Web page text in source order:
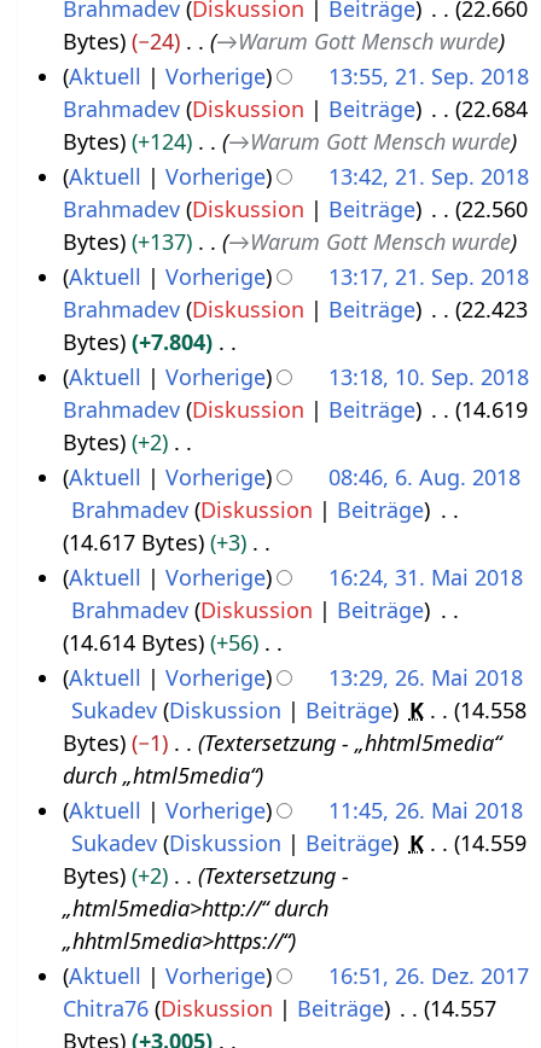
n
g
s
s
u
n
g
b
e
i
t
u
n
g
z
u
s
a
m
m
e
n
f
a
s
u
n
g
e
a
r
b
e
i
t
u
n
g
z
u
s
a
m
m
e
n
f
a
s
u
n
g
b
2
8
Brahmadev Diskussion Beiträge
22.660
Bytes
−24 →Warum Gott Mensch wurde
Aktuell
Vorherige
13:55, 21. Sep. 2018
Brahmadev Diskussion Beiträge
22.684
Bytes
+124 →Warum Gott Mensch wurde
Aktuell
Vorherige
13:42, 21. Sep. 2018
Brahmadev Diskussion Beiträge
22.560
Bytes
+137 →Warum Gott Mensch wurde
Aktuell
Vorherige
13:17, 21. Sep. 2018
Brahmadev Diskussion Beiträge
22.423
Bytes
+7.804
K
e
i
n
B
e
a
r
b
e
i
u
n
g
z
u
s
a
p
m
2
Aktuell Vorherige
13:18, 10. Sep. 2018
Brahmadev Diskussion Beiträge
14.619
Bytes
+2
K
i
n
B
e
a
r
b
e
i
t
g
s
z
A
u
0
Aktuell Vorherige
08:46, 6. Aug. 2018
Brahmadev Diskussion
Beiträge
14.617 Bytes
+3
K
i
n
B
e
a
b
t
u
n
2
Aktuell Vorherige
16:24, 31. Mai 2018
Brahmadev Diskussion
Beiträge
14.614 Bytes
+56
K
i
n
e
B
e
b
e
i
M
1
Aktuell Vorherige
13:29, 26. Mai 2018
Sukadev Diskussion Beiträge K
14.558
Bytes
−1
Textersetzung - „hhtml5media“
durch „html5media“
Aktuell
Vorherige
11:45, 26. Mai 2018
Sukadev Diskussion Beiträge K
14.559
Bytes
+2
Textersetzung -
„html5media>http://“ durch
„hhtml5media>https://“
Aktuell Vorherige
16:51, 26. Dez. 2017
Chitra76 Diskussion Beiträge
14.557
Bytes
+3.005